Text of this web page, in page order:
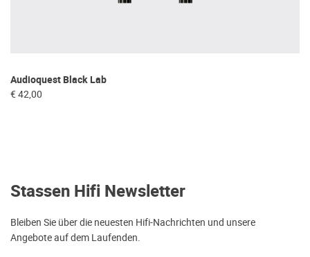
Audioquest Black Lab
€ 42,00
Stassen Hifi Newsletter
Bleiben Sie über die neuesten Hifi-Nachrichten und unsere
Angebote auf dem Laufenden.